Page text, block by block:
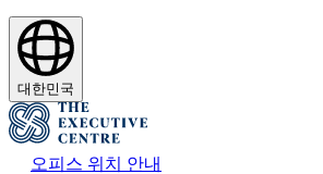
대한민국
오피스 위치 안내